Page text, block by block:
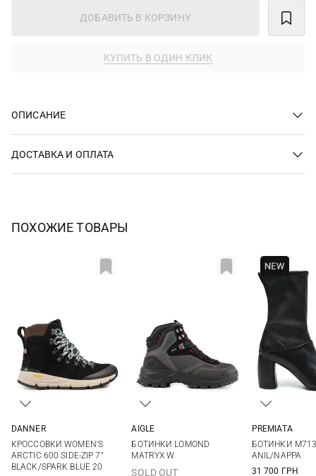
ДОБАВИТЬ В КОРЗИНУ
КУПИТЬ В ОДИН КЛИК
ОПИСАНИЕ
ДОСТАВКА И ОПЛАТА
ПОХОЖИЕ ТОВАРЫ
7,5 US
8 US 8,5 US
9 US
9,5 US
DANNER
КРОССОВКИ WOMEN'S
ARCTIC 600 SIDE-ZIP 7"
BLACK/SPARK BLUE 20
39
40
AIGLE
БОТИНКИ LOMOND
MATRYX W
SOLD OUT
38,5
39
PREMIATA
БОТИНКИ
ANIL/NAPPA
31 700 ГРН